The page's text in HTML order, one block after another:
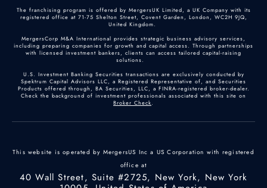
The franchising program is offered by MergersUK Limited, a UK Company with its
registered office at 71-75 Shelton Street, Covent Garden, London, WC2H 9JQ,
United Kingdom.
MergersCorp M&A International provides strategic business advisory services,
including preparing companies for growth and capital access. Through partnerships
with licensed investment bankers, clients can access tailored capital-raising
solutions.
U.S. Investment Banking Securities transactions are exclusively conducted by
Spektrum Capital Advisors LLC, a Registered Representative of, and Securities
Products offered through, BA Securities, LLC, a FINRA-registered broker-dealer.
Check the background of investment professionals associated with this site on
Broker Check.
This website is operated by MergersUS Inc a US Corporation with registered
office at
40 Wall Street, Suite #2725, New York, New York